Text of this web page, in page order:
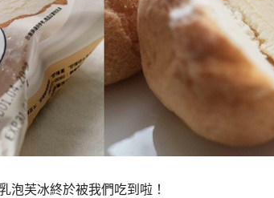
泡芙冰終於被我們吃到啦！